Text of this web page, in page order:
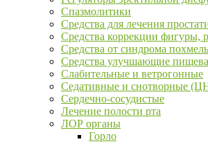
Спазмолитики
Средства для лечения
Средства коррекции фигуры,
Средства от синдрома
Средства улучшающие
Слабительные и ветрогонные
Седативные и снотворные
Сердечно-сосудистые
Лечение полости рта
ЛОР органы
Горло